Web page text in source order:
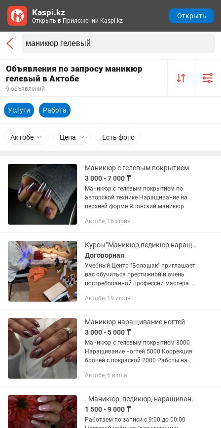
Объявления по запросу маникюр
гелевый в Актобе
9 объявлений
Услуги Работа
Актобе Цена Есть фото
Маникюр с гелевым покрытием
3 000 - 7 000 ₸
Маникюр с гелевым покрытием по
авторской технике Наращивание на
верхней форме Японский маникюр
Актобе, 16 июня
Курсы”Маникюр,педикюр,наращивание ногтей” УЦ”Болашак”
Договорная
Учебный Центр "Болашак" приглашает
вас обучиться престижной и очень
востребованной профессии мастера по
ногтей, дизайн, гелевое покрытие,
Актобе, 19 июля
Маникюр наращивание ногтей
3 000 - 5 000 ₸
Маникюр с гелевым покрытием 3000
Наращивание ногтей 5000 Коррекция
бровей с покраской 2000 Работы на
район авиагородок, возможен выезд
Актобе, 6 июля
. Маникюр, педикюр, наращивание. Услуга мастера ногтевого сервиса.
1 500 - 9 000 ₸
Работаем по записи с 9:00 до 00:00
Kaspi.kz
Открыть в Приложении Kaspi.kz
Открыть